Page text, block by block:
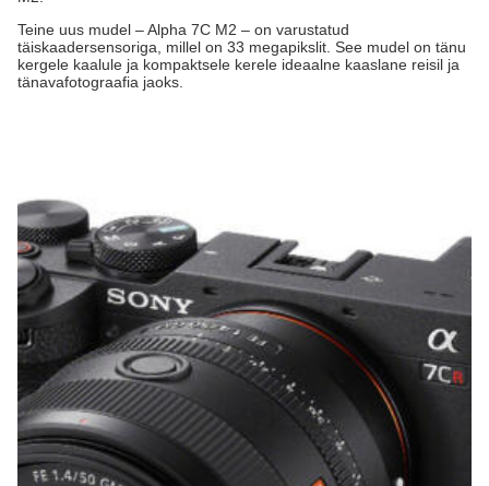
Teine uus mudel – Alpha 7C M2 – on varustatud
täiskaadersensoriga, millel on 33 megapikslit. See mudel on tänu
kergele kaalule ja kompaktsele kerele ideaalne kaaslane reisil ja
tänavafotograafia jaoks.